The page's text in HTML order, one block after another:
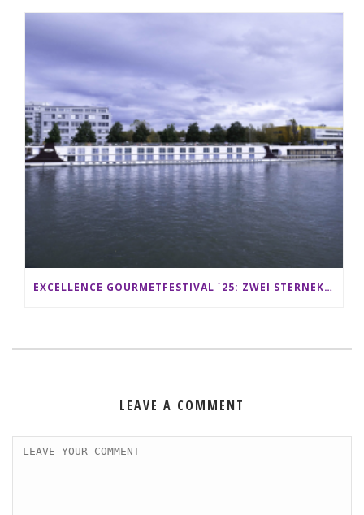
EXCELLENCE GOURMETFESTIVAL ´25: ZWEI STERNEKÖCHE ANTONIO GUIDA & DARIO MORESCO VERWÖHNEN IHRE GÄSTE AUF EINER LUXERIÖSEN SCHIFFSREISE
LEAVE A COMMENT